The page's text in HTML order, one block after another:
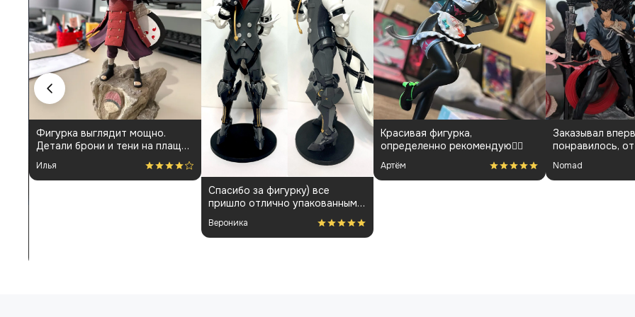
Фигурка выглядит мощно.
Детали брони и тени на плаще
проработаны аккуратно.
Пришла быстро и без
повреждений. Немного
Илья
Спасибо за фигурку) все
пришло отлично упакованным.
Отдельная благодарность за
покраску модели.
Вероника
Красивая фигурка,
определенно рекомендую👍🏻
Артём
Заказывал
понравилось,
менеджарами
покраса
Nomad